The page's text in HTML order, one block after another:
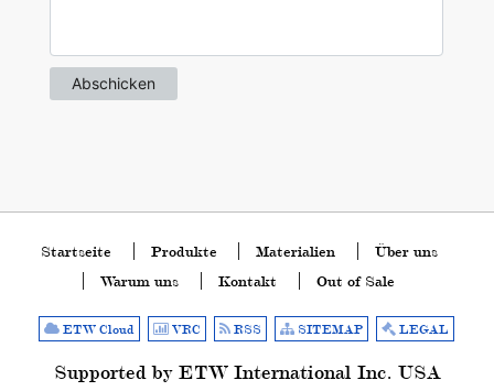
Startseite Produkte Materialien
Über uns
Warum uns
Kontakt Out of Sale
ETW Cloud VRC RSS SITEMAP LEGAL
Supported by ETW International Inc. USA